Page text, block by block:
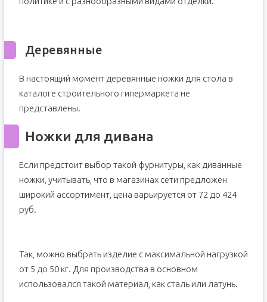
Деревянные
В настоящий момент деревянные ножки для стола в
каталоге строительного гипермаркета не
представлены.
Ножки для дивана
Если предстоит выбор такой фурнитуры, как диванные
ножки, учитывать, что в магазинах сети предложен
широкий ассортимент, цена варьируется от 72 до 424
руб.
Так, можно выбрать изделие с максимальной нагрузкой
от 5 до 50 кг. Для производства в основном
использовался такой материал, как сталь или латунь.